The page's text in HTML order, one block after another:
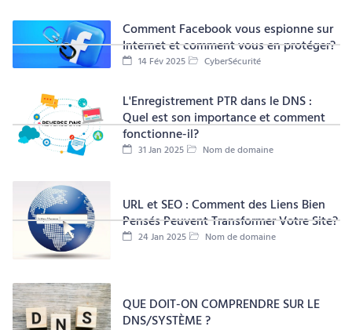
Comment Facebook vous espionne sur
Internet et comment vous en protéger?
14 Fév 2025 CyberSécurité
L'Enregistrement PTR dans le DNS :
Quel est son importance et comment
fonctionne-il?
31 Jan 2025 Nom de domaine
URL et SEO : Comment des Liens Bien
Pensés Peuvent Transformer Votre Site?
24 Jan 2025 Nom de domaine
QUE DOIT-ON COMPRENDRE SUR LE
DNS/SYSTÈME ?